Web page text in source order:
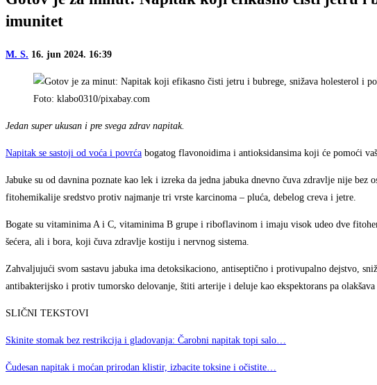
imunitet
M. S. 16. jun 2024. 16:39
Foto: klabo0310/pixabay.com
Jedan super ukusan i pre svega zdrav napitak.
Napitak se sastoji od voća i povrća bogatog flavonoidima i antioksidansima koji će pomoći
Jabuke su od davnina poznate kao lek i izreka da jedna jabuka dnevno čuva zdravlje nije
fitohemikalije sredstvo protiv najmanje tri vrste karcinoma – pluća, debelog creva i jetre.
Bogate su vitaminima A i C, vitaminima B grupe i riboflavinom i imaju visok udeo dve
šećera, ali i bora, koji čuva zdravlje kostiju i nervnog sistema.
Zahvaljujući svom sastavu jabuka ima detoksikaciono, antiseptično i protivupalno dejstvo,
antibakterijsko i protiv tumorsko delovanje, štiti arterije i deluje kao ekspektorans pa
SLIČNI TEKSTOVI
Skinite stomak bez restrikcija i gladovanja: Čarobni napitak topi salo…
Čudesan napitak i moćan prirodan klistir, izbacite toksine i očistite…